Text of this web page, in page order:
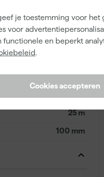
je toestemming voor het
voor
functionele en beperkt
.
Cookies accepteren
4013142334106
345689
25 m
100 mm